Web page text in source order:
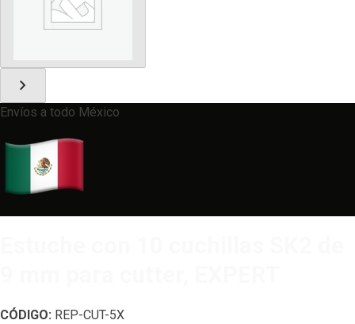
chevron_right
Envíos a todo México
CÓDIGO: REP-CUT-5X